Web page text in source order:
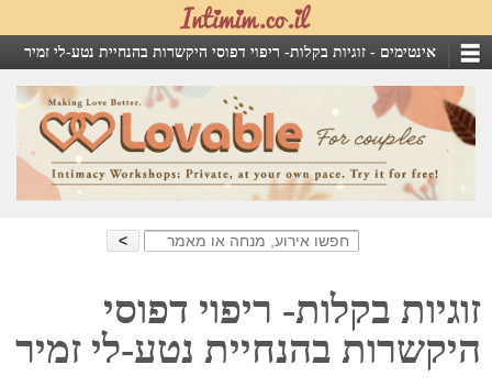
אינטימים -זוגיות בקלות- ריפוי דפוסי היקשרות בהנחיית נטע-לי זמיר
Search
זוגיות בקלות- ריפוי דפוסי
היקשרות בהנחיית נטע-לי זמיר